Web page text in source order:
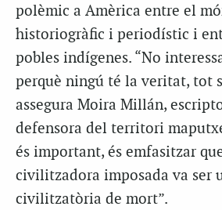
polèmic a Amèrica entre el
historiogràfic i periodístic i
pobles indígenes. “No
perquè ningú té la veritat, tot
assegura Moira Millán,
defensora del territori
és important, és emfasitzar
civilitzadora imposada va ser
civilitzatòria de mort”.